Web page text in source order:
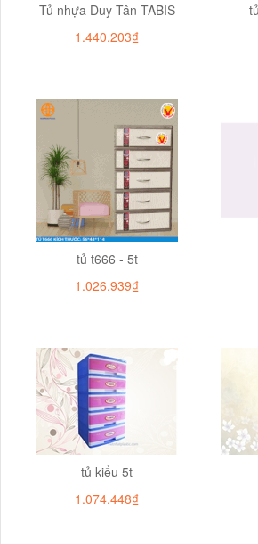
Tủ nhựa Duy Tân TABIS
1.440.203₫
tủ t666 - 5t
1.026.939₫
tủ kiểu 5t
1.074.448₫